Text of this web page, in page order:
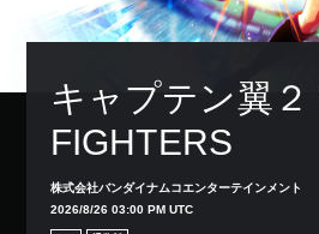
キャプテン翼２
FIGHTERS
株式会社バンダイナムコエンターテインメント
2026/8/26 03:00 PM UTC